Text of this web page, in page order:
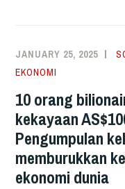
JANUARY 25, 2025
EKONOMI
10 orang
kekayaan
Pengumpulan
memburukkan
ekonomi dunia